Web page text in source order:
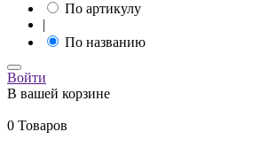
По артикулу
|
По названию
Войти
В вашей корзине
0 Товаров